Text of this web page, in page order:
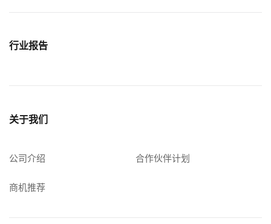
行业报告
关于我们
公司介绍 合作伙伴计划
商机推荐